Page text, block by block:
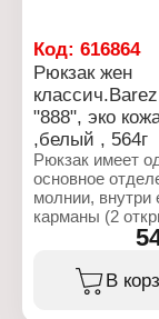
Код: 616864
Рюкзак жен
"888", эко
,белый , 564г
Рюкзак имеет
основное
молнии, внутри
карманы (2
кармана и 1
молнии).
лицевой
накладной
В